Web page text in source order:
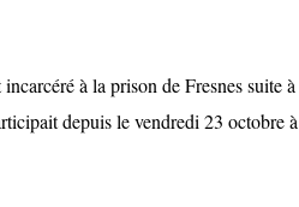
à la prison de Fresnes suite à
depuis le vendredi 23 octobre à